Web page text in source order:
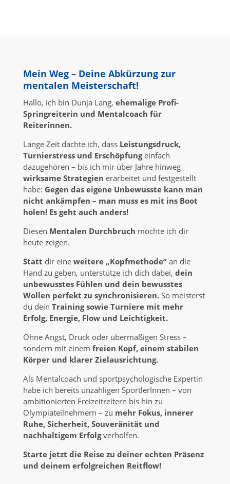
Mein Weg – Deine Abkürzung zur
mentalen Meisterschaft!
Hallo, ich bin Dunja Lang, ehemalige Profi-
Springreiterin und Mentalcoach für
Reiterinnen.
Lange Zeit dachte ich, dassLeistungsdruck,
Turnierstress und Erschöpfungeinfach
dazugehören – bis ich mir über Jahre hinweg
wirksame Strategien erarbeitet und festgestellt
habe: Gegen das eigene Unbewusste kann man
nicht ankämpfen – man muss es mit ins Boot
holen! Es geht auch anders!
Diesen Mentalen Durchbruch möchte ich dir
heute zeigen.
Statt dir eine weitere „Kopfmethode“an die
Hand zu geben, unterstütze ich dich dabei, dein
unbewusstes Fühlen und dein bewusstes
Wollen perfekt zu synchronisieren.So meisterst
du dein Training sowie Turniere mit mehr
Erfolg, Energie, Flow und Leichtigkeit.
Ohne Angst, Druck oder übermäßigen Stress –
sondern mit einem freien Kopf, einem stabilen
Körper und klarer Zielausrichtung.
Als Mentalcoach und sportpsychologische Expertin
habe ich bereits unzähligen SportlerInnen – von
ambitionierten Freizeitreitern bis hin zu
Olympiateilnehmern – zu mehr Fokus, innerer
Ruhe, Sicherheit, Souveränität und
nachhaltigem Erfolgverholfen.
Starte jetzt die Reise zu deiner echten Präsenz
und deinem erfolgreichen Reitflow!